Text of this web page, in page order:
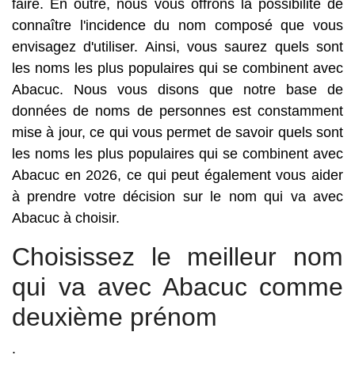
faire. En outre, nous vous offrons la possibilité de
connaître l'incidence du nom composé que vous
envisagez d'utiliser. Ainsi, vous saurez quels sont
les noms les plus populaires qui se combinent avec
Abacuc. Nous vous disons que notre base de
données de noms de personnes est constamment
mise à jour, ce qui vous permet de savoir quels sont
les noms les plus populaires qui se combinent avec
Abacuc en 2026, ce qui peut également vous aider
à prendre votre décision sur le nom qui va avec
Abacuc à choisir.
Choisissez le meilleur nom
qui va avec Abacuc comme
deuxième prénom
.